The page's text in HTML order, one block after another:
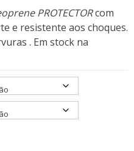
PROTECTORcom
e resistente aos choques.
. Em stock na